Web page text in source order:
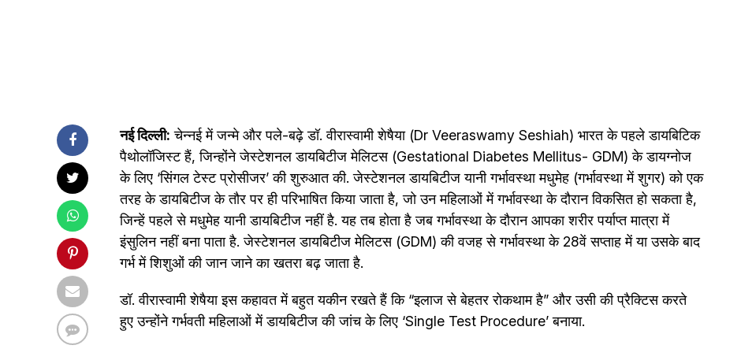
नई दिल्ली: चेन्नई में जन्मे और पले-बढ़े डॉ. वीरास्वामी शेषैया (Dr Veeraswamy Seshiah) भारत के पहले डायबिटिक
पैथोलॉजिस्ट हैं, जिन्होंने जेस्टेशनल डायबिटीज मेलिटस (Gestational Diabetes Mellitus- GDM) के डायग्नोज
के लिए ‘सिंगल टेस्ट प्रोसीजर’ की शुरुआत की. जेस्टेशनल डायबिटीज यानी गर्भावस्था मधुमेह (गर्भावस्था में शुगर) को एक
तरह के डायबिटीज के तौर पर ही परिभाषित किया जाता है, जो उन महिलाओं में गर्भावस्था के दौरान विकसित हो सकता है,
जिन्हें पहले से मधुमेह यानी डायबिटीज नहीं है. यह तब होता है जब गर्भावस्था के दौरान आपका शरीर पर्याप्त मात्रा में
इंसुलिन नहीं बना पाता है. जेस्टेशनल डायबिटीज मेलिटस (GDM) की वजह से गर्भावस्था के 28वें सप्ताह में या उसके बाद
गर्भ में शिशुओं की जान जाने का खतरा बढ़ जाता है.
डॉ. वीरास्वामी शेषैया इस कहावत में बहुत यकीन रखते हैं कि “इलाज से बेहतर रोकथाम है” और उसी की प्रैक्टिस करते
हुए उन्होंने गर्भवती महिलाओं में डायबिटीज की जांच के लिए ‘Single Test Procedure’ बनाया.